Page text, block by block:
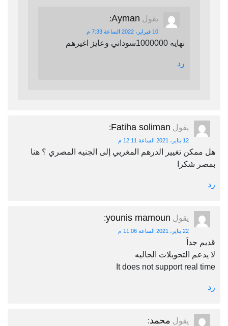
يقول Ayman
:
10 فبراير، 2022 الساعة 7:33 م
نهايه 1000000سوداني وعايز اغيرهم
رد
يقول Fatiha soliman
:
12 يناير، 2021 الساعة 12:11 م
هل ممكن تغيير الدرهم المغربي إلى الجنيه المصري ؟ هنا
بمصر شكرا
رد
يقول younis mamoun
:
22 يناير، 2021 الساعة 11:06 م
قديم جداَ
لا يدعم التحويلات الحاليه
It does not support real time
رد
يقول محمد: